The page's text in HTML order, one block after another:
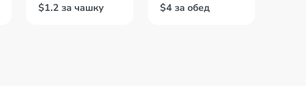
$1.2 за чашку $4 за обед